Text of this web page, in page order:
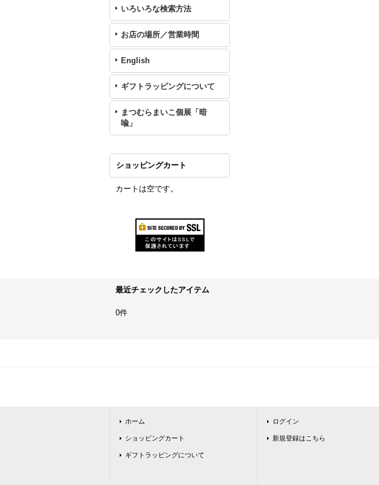
いろいろな検索方法
お店の場所／営業時間
English
ギフトラッピングについて
まつむらまいこ個展「暗
喩」
ショッピングカート
カートは空です。
最近チェックしたアイテム
0件
ホーム
ショッピングカート
ギフトラッピングについて
ログイン
新規登録はこちら